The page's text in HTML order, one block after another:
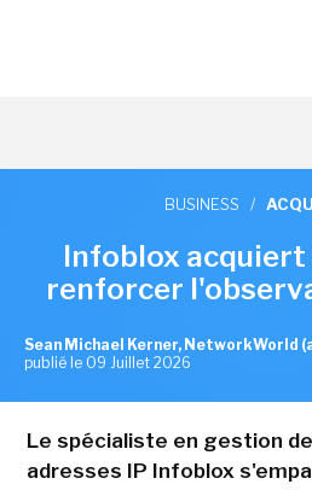
BUSINESS /
Infoblox
renforcer
Sean Michael Kerner, NetworkWorld
publié le 09 Juillet 2026
Le spécialiste en gestion
adresses IP Infoblox